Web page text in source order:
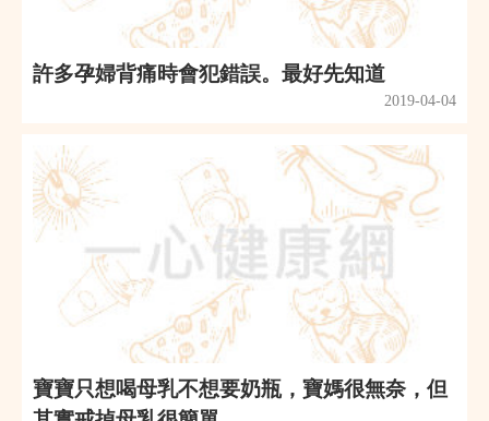
許多孕婦背痛時會犯錯誤。最好先知道
2019-04-04
寶寶只想喝母乳不想要奶瓶，寶媽很無奈，但